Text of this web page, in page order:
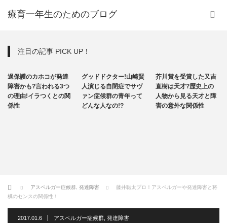
療育一年生のためのブログ
注目の記事 PICK UP！
過保護のカホコが発達
障害かも?言われる3つ
の理由!イラつくとの関
係性
自閉症
グッドドクター!山崎賢
人演じる自閉症でサヴ
ァン症候群の青年って
どんな人なの!?
芥川賞を受賞した又吉
直樹は天才?歴史上の
人物から見る天才と障
害の意外な関係性
ホーム アスペルガー症候群 発達障害
藤井聡太プロ！アスペルガーや発達障害と将
棋のセンスの関係性！
2017.01.6 アスペルガー症候群 発達障害